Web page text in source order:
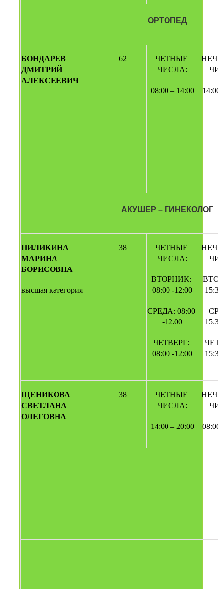
ОРТОПЕД
БОНДАРЕВ
ДМИТРИЙ
АЛЕКСЕЕВИЧ
62
ЧЕТНЫЕ
ЧИСЛА:
08:00 – 14:00 14:00
АКУШЕР – ГИНЕКОЛОГ
ПИЛИКИНА
МАРИНА
БОРИСОВНА
высшая категория
38
ЧЕТНЫЕ
ЧИСЛА:
ВТОРНИК:
08:00 -12:00
СРЕДА: 08:00
-12:00
ЧЕТВЕРГ:
08:00 -12:00
ЩЕНИКОВА
СВЕТЛАНА
ОЛЕГОВНА
38
ЧЕТНЫЕ
ЧИСЛА:
14:00 – 20:00 08:00